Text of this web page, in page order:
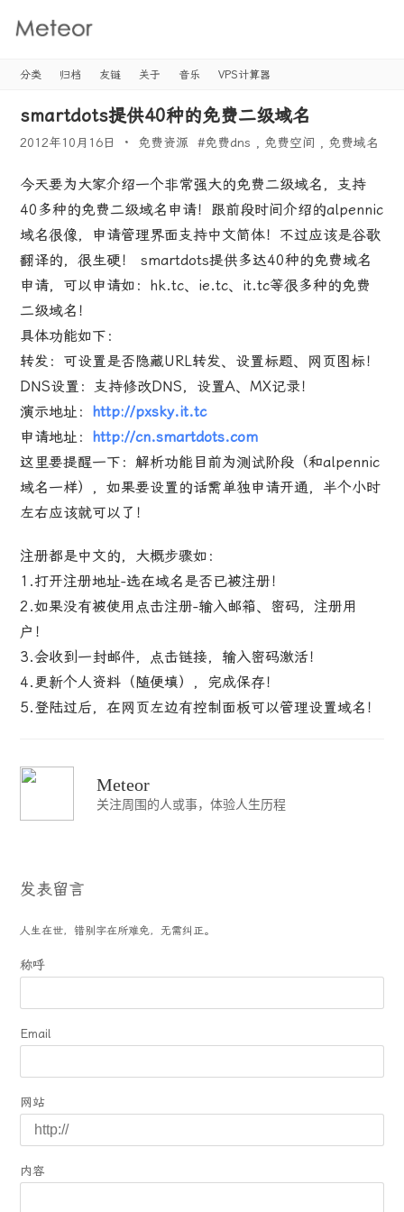
Meteor's
分类 归档 友链 关于 音乐 VPS计算器
smartdots提供40种的免费二级域名
2012年10月16日 免费资源 #免费dns 免费空间 免费域名
今天要为大家介绍一个非常强大的免费二级域名，支持
40多种的免费二级域名申请！跟前段时间介绍的alpennic
域名很像，申请管理界面支持中文简体！不过应该是谷歌
翻译的，很生硬！ smartdots提供多达40种的免费域名
申请，可以申请如：hk.tc、ie.tc、it.tc等很多种的免费
二级域名！
具体功能如下：
转发：可设置是否隐藏URL转发、设置标题、网页图标！
DNS设置：支持修改DNS，设置A、MX记录！
演示地址： http://pxsky.it.tc
申请地址： http://cn.smartdots.com
这里要提醒一下：解析功能目前为测试阶段（和alpennic
域名一样），如果要设置的话需单独申请开通，半个小时
左右应该就可以了！
注册都是中文的，大概步骤如：
1.打开注册地址-选在域名是否已被注册！
2.如果没有被使用点击注册-输入邮箱、密码，注册用
户！
3.会收到一封邮件，点击链接，输入密码激活！
4.更新个人资料（随便填），完成保存！
5.登陆过后，在网页左边有控制面板可以管理设置域名！
Meteor
关注周围的人或事，体验人生历程
发表留言
人生在世，错别字在所难免，无需纠正。
称呼
Email
网站
内容